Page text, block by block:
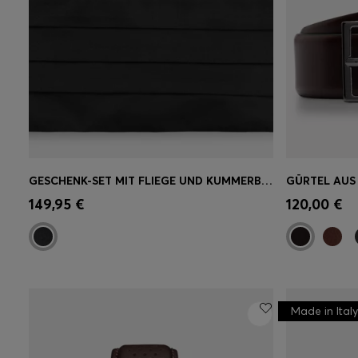
Schnelleinkauf
Größe)
GESCHENK-SET MIT FLIEGE UND KUMMERBUND AUS SEIDE
149,95 € 120,00 €
Made in Italy